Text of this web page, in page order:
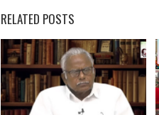
RELATED POSTS